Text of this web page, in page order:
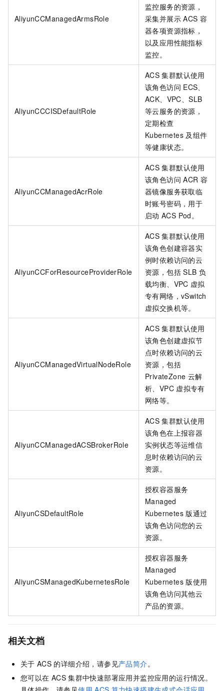
AliyunCCManagedArmsRole
监控服务的资源，
采集并展示 ACS 容
器各项资源指标，
以及应用性能指标
监控。
AliyunCCCISDefaultRole
ACS 集群默认使用
该角色访问 ECS、
ACK、VPC、SLB
等云服务的资源，
定期检查
Kubernetes 及组件
等健康状态。
AliyunCCManagedAcrRole
ACS 集群默认使用
该角色访问 ACR 容
器镜像服务获取临
时账号密码，用于
启动 ACS Pod。
AliyunCCForResourceProviderRole
ACS 集群默认使用
该角色创建容器实
例时依赖访问的云
资源，包括 SLB 负
载均衡、VPC 虚拟
专有网络，vSwitch
虚拟交换机等。
AliyunCCManagedVirtualNodeRole
ACS 集群默认使用
该角色创建虚拟节
点时依赖访问的云
资源，包括
PrivateZone 云解
析、VPC 虚拟专有
网络等。
AliyunCCManagedACSBrokerRole
ACS 集群默认使用
该角色在上报容器
实例状态等运维信
息时依赖访问的云
资源。
AliyunCSDefaultRole
授权容器服务
Managed
Kubernetes 版通过
该角色访问您的云
资源。
AliyunCSManagedKubernetesRole
授权容器服务
Managed
Kubernetes 版使用
该角色访问其他云
产品的资源。
相关文档
关于 ACS 的详细介绍，请参见产品简介。
您可以在 ACS 集群中快速部署应用并监控应用的运行情况。